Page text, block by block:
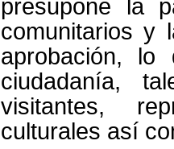
presupone la
comunitarios y
aprobación,
ciudadanía,
visitantes,
culturales así